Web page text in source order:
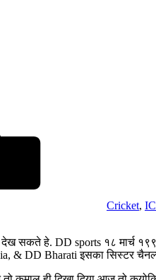
Cricket,
सकते हे. DD sports १८ मार्च
& DD Bharati इसका सिस्टर